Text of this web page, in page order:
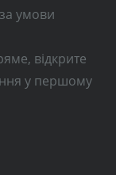
умови
відкрите
у першому